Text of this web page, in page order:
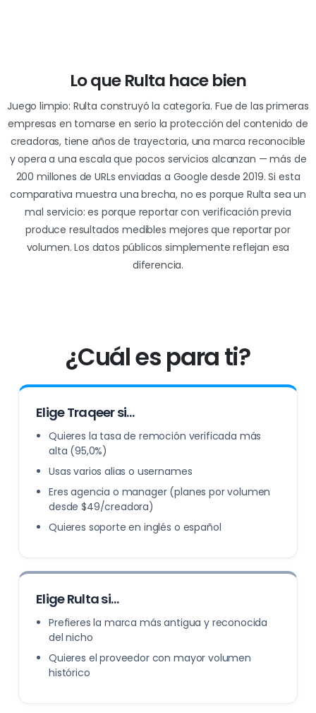
Loque Rulta hacebien
Juego limpio: Rulta construyó la categoría. Fue de las primeras
empresas en tomarse en serio la protección del contenido de
creadoras, tiene años de trayectoria, una marca reconocible
y opera a una escala que pocos servicios alcanzan — más de
200 millones de URLs enviadas a Google desde 2019. Si esta
comparativa muestra una brecha, no es porque Rulta sea un
mal servicio: es porque reportar con verificación previa
produce resultados medibles mejores que reportar por
volumen. Los datos públicos simplemente reflejan esa
diferencia.
¿Cuál es para ti?
Elige Traqeer si…
Quieres la tasa de remoción verificada más
alta (95,0%)
Usas varios alias o usernames
Eres agencia o manager (planes por volumen
desde $49/creadora)
Quieres soporte en inglés o español
Elige Rulta si…
Prefieres la marca más antigua y reconocida
del nicho
Quieres el proveedor con mayor volumen
histórico